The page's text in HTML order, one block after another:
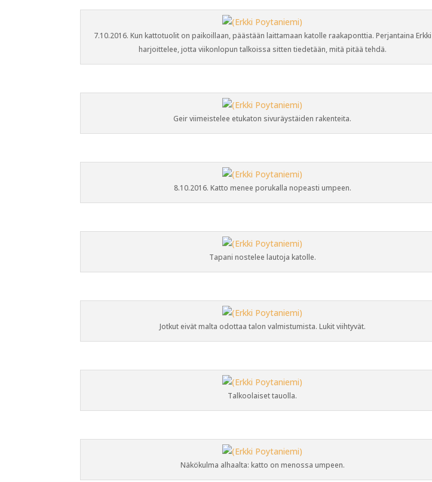
7.10.2016. Kun kattotuolit on paikoillaan, päästään laittamaan katolle raakaponttia. Perjantaina Erkki
harjoittelee, jotta viikonlopun talkoissa sitten tiedetään, mitä pitää tehdä.
Geir viimeistelee etukaton sivuräystäiden rakenteita.
8.10.2016. Katto menee porukalla nopeasti umpeen.
Tapani nostelee lautoja katolle.
Jotkut eivät malta odottaa talon valmistumista. Lukit viihtyvät.
Talkoolaiset tauolla.
Näkökulma alhaalta: katto on menossa umpeen.